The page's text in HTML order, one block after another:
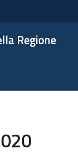
Regione